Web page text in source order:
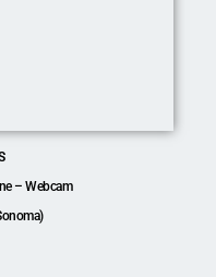
– Webcam